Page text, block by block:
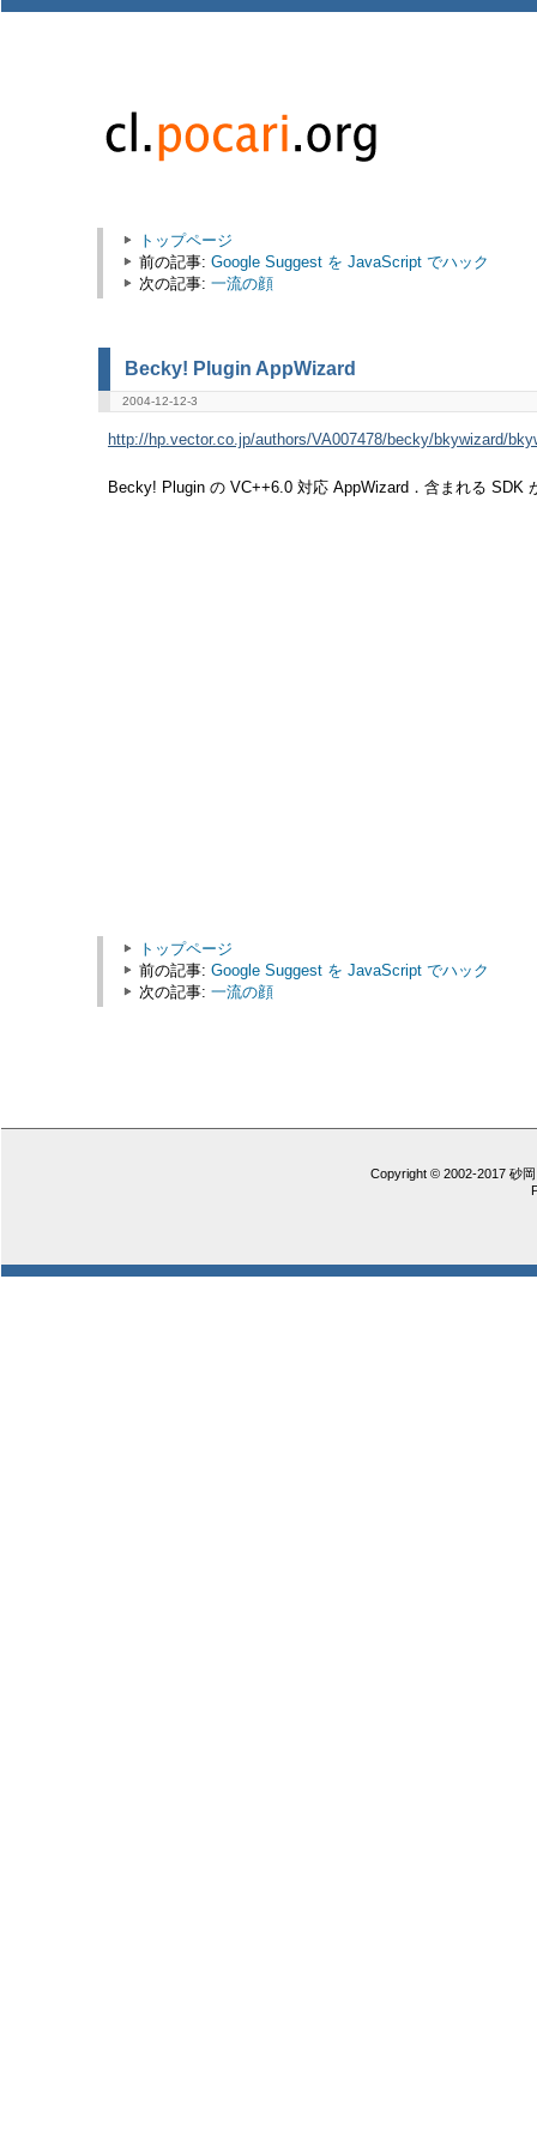
トップページ
前の記事: Google Suggest を JavaScript でハック
次の記事: 一流の顔
Becky! Plugin AppWizard
2004-12-12-3
http://hp.vector.co.jp/authors/VA007478/becky/bkywizard/
Becky! Plugin の VC++6.0 対応 AppWizard．含まれる SDK
トップページ
前の記事: Google Suggest を JavaScript でハック
次の記事: 一流の顔
Copyright © 2002-2017 砂